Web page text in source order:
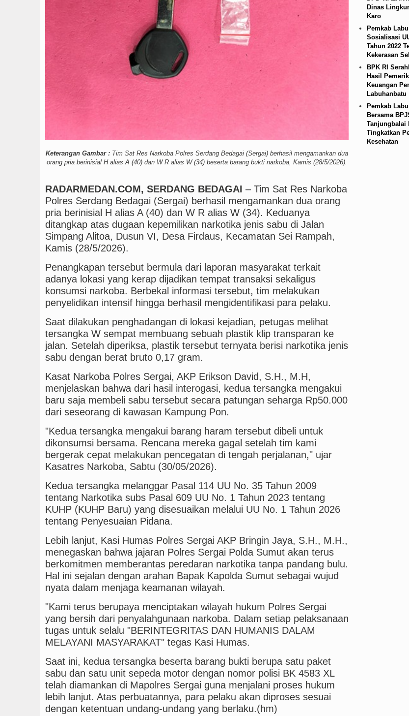
Rico Waas : Kemerdekaan Harus Dirasakan Masyarakat Lewat
Keterangan Gambar : Tim Sat Res Narkoba Polres Serdang Bedagai (Sergai) berhasil mengamankan dua
orang pria berinisial H alias A (40) dan W R alias W (34) beserta barang bukti narkoba, Kamis (28/5/2026).
RADARMEDAN.COM, SERDANG BEDAGAI – Tim Sat Res Narkoba
Polres Serdang Bedagai (Sergai) berhasil mengamankan dua orang
pria berinisial H alias A (40) dan W R alias W (34). Keduanya
ditangkap atas dugaan kepemilikan narkotika jenis sabu di Jalan
Simpang Alitoa, Dusun VI, Desa Firdaus, Kecamatan Sei Rampah,
Kamis (28/5/2026).
Penangkapan tersebut bermula dari laporan masyarakat terkait
adanya lokasi yang kerap dijadikan tempat transaksi sekaligus
konsumsi narkoba. Berbekal informasi tersebut, tim melakukan
penyelidikan intensif hingga berhasil mengidentifikasi para pelaku.
Saat dilakukan penghadangan di lokasi kejadian, petugas melihat
tersangka W sempat membuang sebuah plastik klip transparan ke
jalan. Setelah diperiksa, plastik tersebut ternyata berisi narkotika jenis
sabu dengan berat bruto 0,17 gram.
Kasat Narkoba Polres Sergai, AKP Erikson David, S.H., M.H,
menjelaskan bahwa dari hasil interogasi, kedua tersangka mengakui
baru saja membeli sabu tersebut secara patungan seharga Rp50.000
dari seseorang di kawasan Kampung Pon.
"Kedua tersangka mengakui barang haram tersebut dibeli untuk
dikonsumsi bersama. Rencana mereka gagal setelah tim kami
bergerak cepat melakukan pencegatan di tengah perjalanan," ujar
Kasatres Narkoba, Sabtu (30/05/2026).
Kedua tersangka melanggar Pasal 114 UU No. 35 Tahun 2009
tentang Narkotika subs Pasal 609 UU No. 1 Tahun 2023 tentang
KUHP (KUHP Baru) yang disesuaikan melalui UU No. 1 Tahun 2026
tentang Penyesuaian Pidana.
Lebih lanjut, Kasi Humas Polres Sergai AKP Bringin Jaya, S.H., M.H.,
menegaskan bahwa jajaran Polres Sergai Polda Sumut akan terus
berkomitmen memberantas peredaran narkotika tanpa pandang bulu.
Hal ini sejalan dengan arahan Bapak Kapolda Sumut sebagai wujud
nyata dalam menjaga keamanan wilayah.
"Kami terus berupaya menciptakan wilayah hukum Polres Sergai
yang bersih dari penyalahgunaan narkoba. Dalam setiap pelaksanaan
tugas untuk selalu "BERINTEGRITAS DAN HUMANIS DALAM
MELAYANI MASYARAKAT" tegas Kasi Humas.
Saat ini, kedua tersangka beserta barang bukti berupa satu paket
sabu dan satu unit sepeda motor dengan nomor polisi BK 4583 XL
telah diamankan di Mapolres Sergai guna menjalani proses hukum
lebih lanjut. Atas perbuatannya, para pelaku akan diproses sesuai
dengan ketentuan undang-undang yang berlaku.(hm)
Dinas
Karo
Pemkab
Sosialisasi
Tahun 2022
Kekerasan
BPK RI
Hasil
Keuangan
Labuhanbatu
Pemkab
Bersama
Tanjungbalai
Tingkatkan
Kesehatan